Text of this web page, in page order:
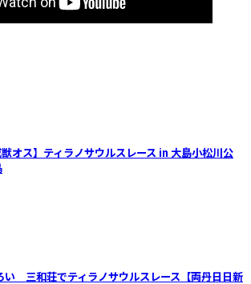
オス】ティラノサウルスレース in 大島小松川公
い 三和荘でティラノサウルスレース【両丹日日新